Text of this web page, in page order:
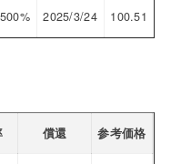
2025/3/24 100.51
償還 参考価格